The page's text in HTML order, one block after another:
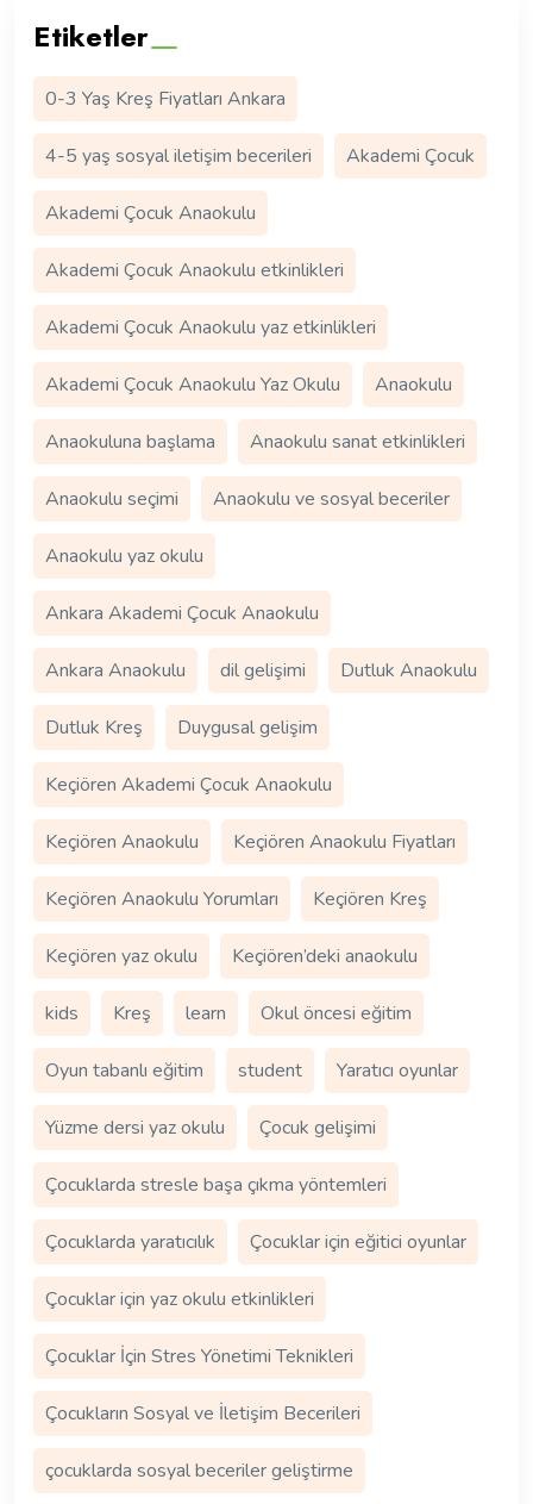
Etiketler
0-3 Yaş Kreş Fiyatları Ankara
4-5 yaş sosyal iletişim becerileri Akademi Çocuk
Akademi Çocuk Anaokulu
Akademi Çocuk Anaokulu etkinlikleri
Akademi Çocuk Anaokulu yaz etkinlikleri
Akademi Çocuk Anaokulu Yaz Okulu Anaokulu
Anaokuluna başlama Anaokulu sanat etkinlikleri
Anaokulu seçimi Anaokulu ve sosyal beceriler
Anaokulu yaz okulu
Ankara Akademi Çocuk Anaokulu
Ankara Anaokulu dil gelişimi Dutluk Anaokulu
Dutluk Kreş Duygusal gelişim
Keçiören Akademi Çocuk Anaokulu
Keçiören Anaokulu Keçiören Anaokulu Fiyatları
Keçiören Anaokulu Yorumları Keçiören Kreş
Keçiören yaz okulu Keçiören’deki anaokulu
kids Kreş learn Okul öncesi eğitim
Oyun tabanlı eğitim student Yaratıcı oyunlar
Yüzme dersi yaz okulu Çocuk gelişimi
Çocuklarda stresle başa çıkma yöntemleri
Çocuklarda yaratıcılık Çocuklar için eğitici oyunlar
Çocuklar için yaz okulu etkinlikleri
Çocuklar İçin Stres Yönetimi Teknikleri
Çocukların Sosyal ve İletişim Becerileri
çocuklarda sosyal beceriler geliştirme